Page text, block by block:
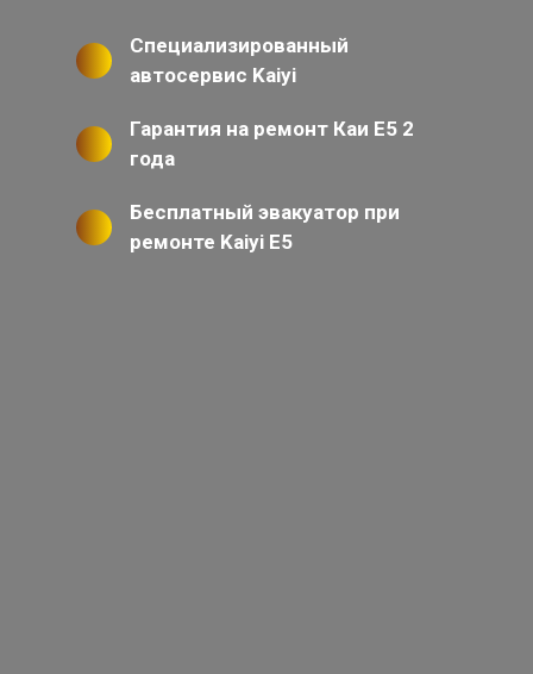
Специализированный
автосервис Kaiyi
Гарантия на ремонт Каи Е5 2
года
Бесплатный эвакуатор при
ремонте Kaiyi E5